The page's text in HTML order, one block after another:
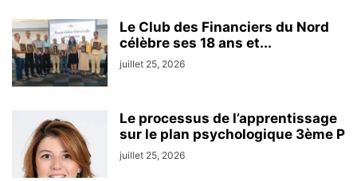
Le Club des Financiers du Nord
célèbre ses 18 ans et...
juillet 25, 2026
Le processus de l’apprentissage
sur le plan psychologique 3ème P
juillet 25, 2026